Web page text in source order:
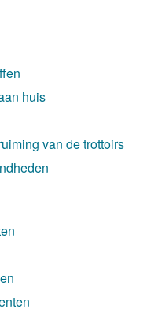
huis
van de trottoirs